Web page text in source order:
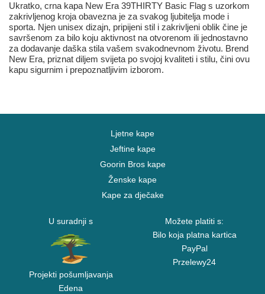
Ukratko, crna kapa New Era 39THIRTY Basic Flag s uzorkom
zakrivljenog kroja obavezna je za svakog ljubitelja mode i
sporta. Njen unisex dizajn, pripijeni stil i zakrivljeni oblik čine je
savršenom za bilo koju aktivnost na otvorenom ili jednostavno
za dodavanje daška stila vašem svakodnevnom životu. Brend
New Era, priznat diljem svijeta po svojoj kvaliteti i stilu, čini ovu
kapu sigurnim i prepoznatljivim izborom.
Ljetne kape
Jeftine kape
Goorin Bros kape
Ženske kape
Kape za dječake
U suradnji s
Projekti pošumljavanja
Edena
Možete platiti s:
Bilo koja platna kartica
PayPal
Przelewy24